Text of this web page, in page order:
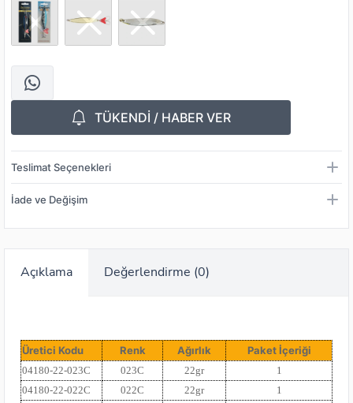
TÜKENDİ / HABER VER
Teslimat Seçenekleri
İade ve Değişim
Açıklama Değerlendirme (0)
Üretici Kodu Renk Ağırlık Paket İçeriği
04180-22-023C 023C 22gr
1
04180-22-022C
022C 22gr
1